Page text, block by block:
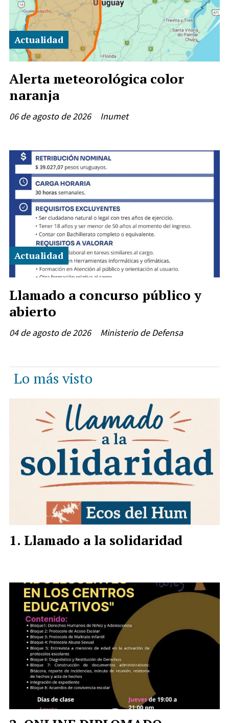
Alerta meteorológica color
naranja
Inumet
Actualidad
06 de agosto de 2026
Llamado a concurso público y
abierto
Ministerio de Defensa
Actualidad
04 de agosto de 2026
Lo más visto
Llamado a la solidaridad